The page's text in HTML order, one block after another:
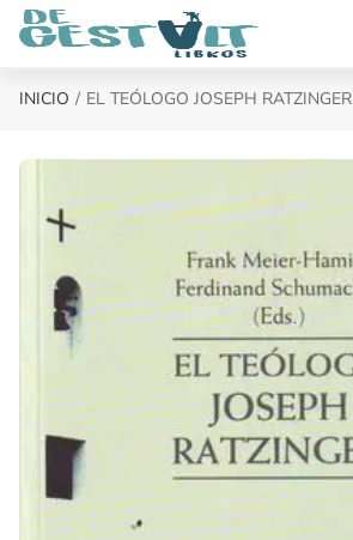
Saltar al contenido principal
INICIO EL TEÓLOGO JOSEPH RATZINGER